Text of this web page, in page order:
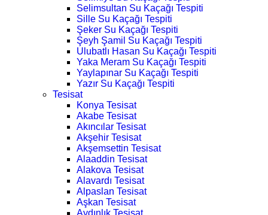
Selimsultan Su Kaçağı Tespiti
Sille Su Kaçağı Tespiti
Şeker Su Kaçağı Tespiti
Şeyh Şamil Su Kaçağı Tespiti
Ulubatlı Hasan Su Kaçağı Tespiti
Yaka Meram Su Kaçağı Tespiti
Yaylapınar Su Kaçağı Tespiti
Yazır Su Kaçağı Tespiti
Tesisat
Konya Tesisat
Akabe Tesisat
Akıncılar Tesisat
Akşehir Tesisat
Akşemsettin Tesisat
Alaaddin Tesisat
Alakova Tesisat
Alavardı Tesisat
Alpaslan Tesisat
Aşkan Tesisat